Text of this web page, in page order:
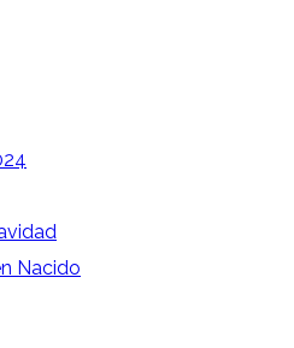
Nacido